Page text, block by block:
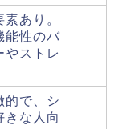
あり。
能性のバ
やストレ
的で、シ
きな人向